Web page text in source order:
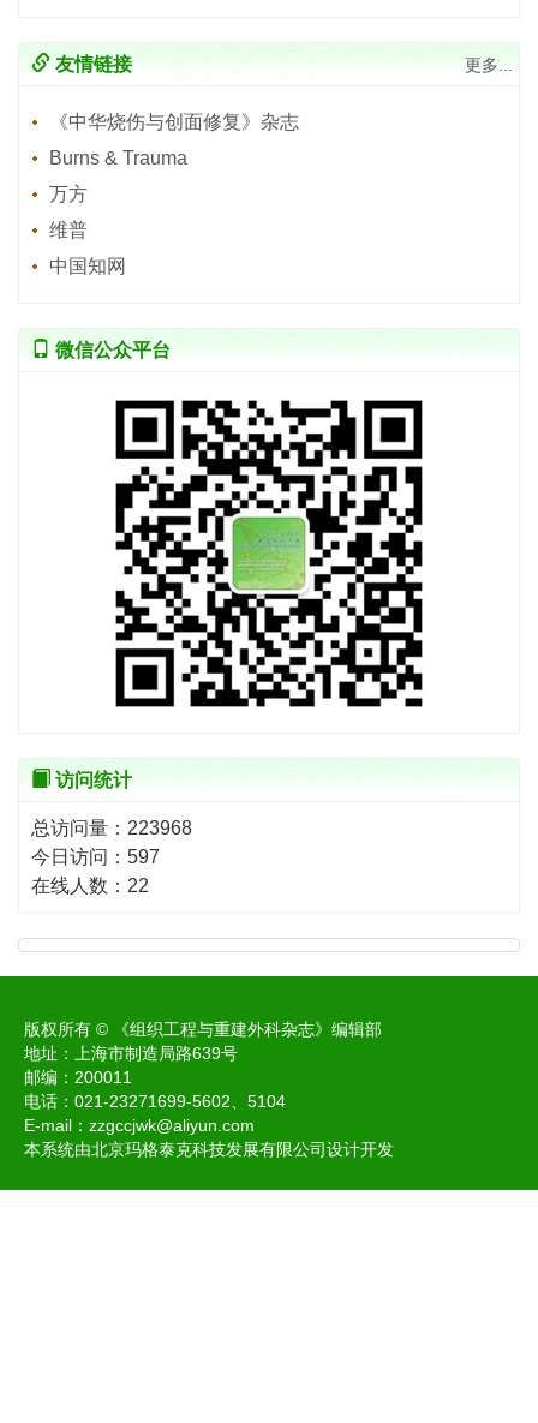
友情链接 更多...
《中华烧伤与创面修复》杂志
Burns & Trauma
万方
维普
中国知网
微信公众平台
访问统计
总访问量： 223968
今日访问： 597
在线人数： 22
版权所有 © 《组织工程与重建外科杂志》编辑部
地址：上海市制造局路639号
邮编：200011
电话：021-23271699-5602、5104
E-mail： zzgccjwk@aliyun.com
本系统由北京玛格泰克科技发展有限公司设计开发